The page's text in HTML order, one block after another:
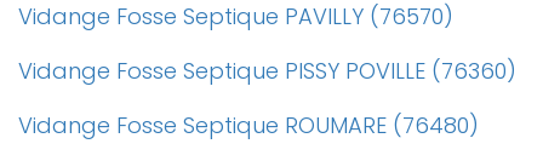
Vidange Fosse Septique PAVILLY (76570)
Vidange Fosse Septique PISSY POVILLE (76360)
Vidange Fosse Septique ROUMARE (76480)